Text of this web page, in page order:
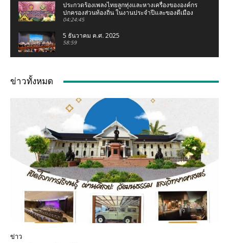
ประกวดร้องเพลงไทยลูกทุ่งและหางเครื่องขององค์กร
ปกครองส่วนท้องถิ่น ในงานประจำปีและของดีเมือง
น่าน 2569
04:24:45
5 ธันวาคม ค.ศ. 2025
58:59
02:07:05
เชอรี่ ส่งกำลังใจน้ำท่วมเหนือ ห่วงคนที่บ้านเกิด
จ.น่าน #เชอรี่ #เชอรี่เข็มอัปสร #น้ำท่วมเหนือ #น่าน
04:11
มูลนิธิเพชรเกษมน่าน ทอดผ้าป่าสามัคคี ณ มูลนิธิ
เพชรเกษมน่าน (สำนักงานใหญ่ท่าวังผา) ปี 68
01:01:17
นมัสการสรงน้ำองค์พระบรมสารีริกธาตุ 3 แผ่นดิน ปี
2568 วัดเจดีย์ ต.ดู่ใต้ อ.เมือง จ.น่าน
02:07:34
ประกวดเทพีสงกรานต์คิมหันต์ฤดู น่านนครประจำปี
2568( จัดงาน 14 เมษายน 68 )( LGBTQ )
04:23:07
“#เสน่หา #มนตรา #น่านนครา #เมืองเก่ามีชีวิต”
ข่าวทั้งหมด
ข่าว